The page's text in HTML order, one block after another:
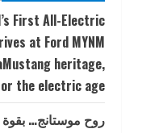
First All-Electric
at Ford MYNM
heritage,
the electric age.